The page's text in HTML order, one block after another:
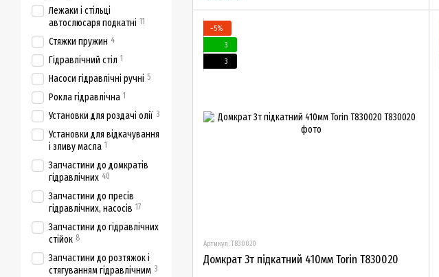
−5%
3
3
Артикул: T830020
Домкрат 3т підкатний 410мм Torin T830020
Лежаки і стільці
автослюсаря подкатні 11
Стяжки пружин 4
Гідравлічний стіл 1
Насоси гідравлічні ручні 5
Рокла гідравлічна 1
Установки для роздачі олії 3
Установки для відкачування
і зливу масла 1
Запчастини до домкратів
гідравлічних 40
Запчастини до пресів
гідравлічних, насосів 17
Запчастини до гідравлічних
стійок 8
Запчастини до розтяжок і
стягуванням гідравлічним 3